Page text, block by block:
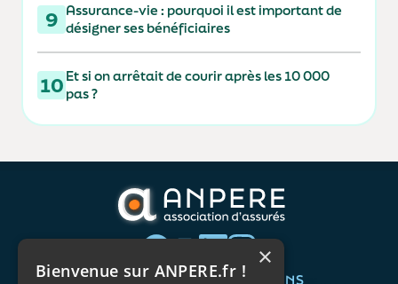
9 Assurance-vie : pourquoi il est important de
désigner ses bénéficiaires
10 Et si on arrêtait de courir après les 10 000
pas ?
QUI SOMMES-NOUS ? VOS BESOINS
×
Bienvenue sur ANPERE.fr !